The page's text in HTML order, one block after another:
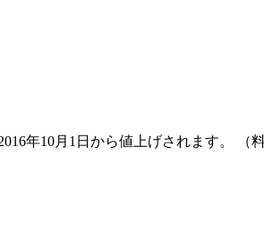
年10月1日から値上げされます。 （